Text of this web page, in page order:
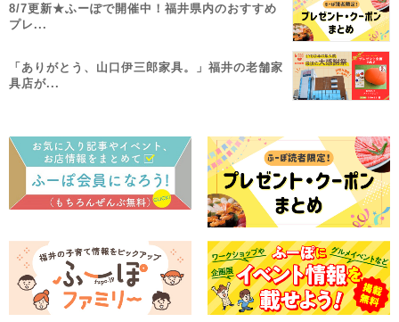
8/7更新★ふーぽで開催中！福井県内のおすすめ
プレ...
「ありがとう、山口伊三郎家具。」福井の老舗家
具店が...